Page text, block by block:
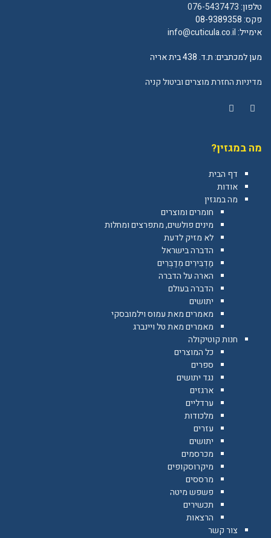
טלפון:076-5437473
פקס: 08-9389358
אימייל:info@cuticula.co.il
מען למכתבים: ת.ד. 438 בית אריה
מדיניות החזרת מוצרים וביטול קניה
מה במגזין?
דף הבית
אודות
מה במגזין
חומרים ומוצרים
מינים פולשים, מתפרצים ומחלות
לא מזיק לדעת
הדברה בישראל
מַדְבִּירִים מְדַבְּרִים
הארה על הדברה
הדברה בעולם
יתושים
מאמרים מאת עמוס וילמובסקי
מאמרים מאת טל ויינברג
חנות קוטיקולה
כל המוצרים
ספרים
נגד יתושים
ארגזים
ערדליים
מלכודות
עזרים
יתושים
מכרסמים
מיקרוסקופים
מרססים
פשפש מיטה
תכשירים
הרצאות
צור קשר